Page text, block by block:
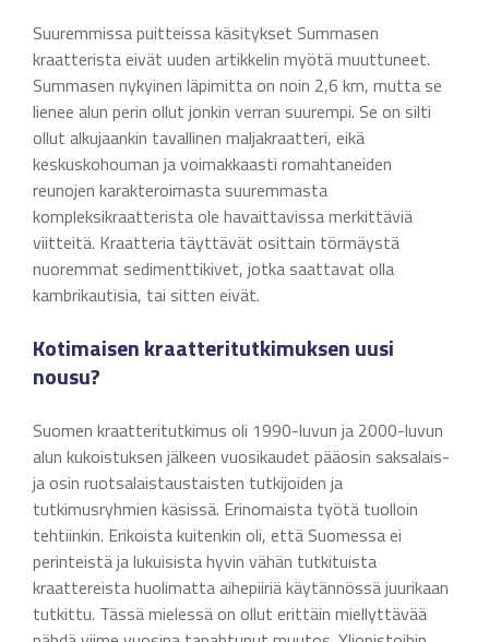
Suuremmissa puitteissa käsitykset Summasen
kraatterista eivät uuden artikkelin myötä muuttuneet.
Summasen nykyinen läpimitta on noin 2,6 km, mutta se
lienee alun perin ollut jonkin verran suurempi. Se on silti
ollut alkujaankin tavallinen maljakraatteri, eikä
keskuskohouman ja voimakkaasti romahtaneiden
reunojen karakteroimasta suuremmasta
kompleksikraatterista ole havaittavissa merkittäviä
viitteitä. Kraatteria täyttävät osittain törmäystä
nuoremmat sedimenttikivet, jotka saattavat olla
kambrikautisia, tai sitten eivät.
Kotimaisen kraatteritutkimuksen uusi
nousu?
Suomen kraatteritutkimus oli 1990-luvun ja 2000-luvun
alun kukoistuksen jälkeen vuosikaudet pääosin saksalais-
ja osin ruotsalaistaustaisten tutkijoiden ja
tutkimusryhmien käsissä. Erinomaista työtä tuolloin
tehtiinkin. Erikoista kuitenkin oli, että Suomessa ei
perinteistä ja lukuisista hyvin vähän tutkituista
kraattereista huolimatta aihepiiriä käytännössä juurikaan
tutkittu. Tässä mielessä on ollut erittäin miellyttävää